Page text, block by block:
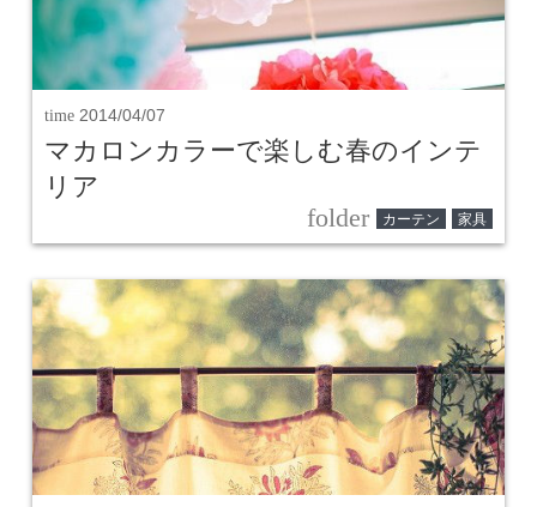
time 2014/04/07
マカロンカラーで楽しむ春のインテ
リア
folder カーテン 家具